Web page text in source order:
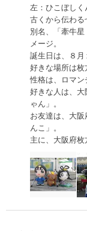
左：ひこぼしく
古くから伝わる
別名、「牽牛
メージ。
誕生日は、８月
好きな場所は枚
性格は、ロマン
好きな人は、
ゃん」。
お友達は、大
んこ」。
主に、大阪府枚